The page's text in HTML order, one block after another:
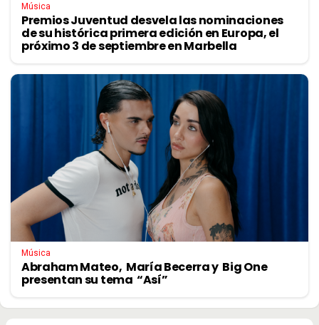
Música
Premios Juventud desvela las nominaciones
de su histórica primera edición en Europa, el
próximo 3 de septiembre en Marbella
Música
Abraham Mateo, María Becerra y Big One
presentan su tema “Así”